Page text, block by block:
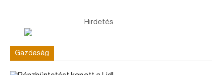
Hirdetés
Gazdaság